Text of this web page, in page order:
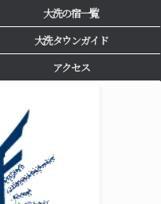
大洗の宿一覧
大洗タウンガイド
アクセス